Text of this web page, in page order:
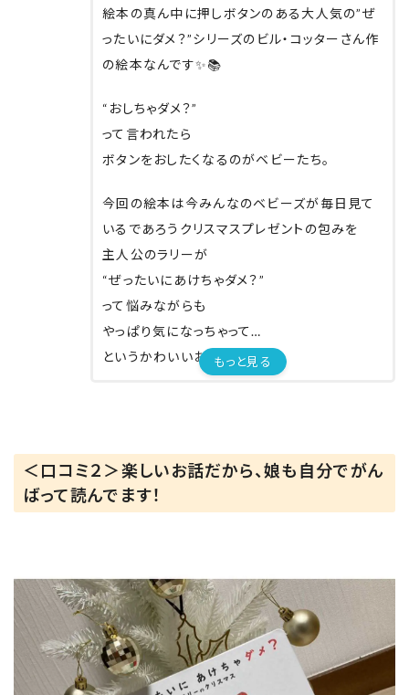
絵本の真ん中に押しボタンのある大人気の”ぜ
ったいにダメ？”シリーズのビル・コッターさん作
の絵本なんです✨📚
“おしちゃダメ？”
って言われたら
ボタンをおしたくなるのがベビーたち。
今回の絵本は今みんなのベビーズが毎日見て
いるであろうクリスマスプレゼントの包みを
主人公のラリーが
“ぜったいにあけちゃダメ？”
って悩みながらも
やっぱり気になっちゃって…
というかわいいお話😍
今は大人のママたちも昔味わっていた気持ちを
思い出して、一緒にわくわくする絵本でした🤭✨
クリスマス前にプレゼントをこっそりあけて、い
たずらしちゃいそうなベビーたちにぜひ読んで
あげてくださいね🎄✨
もっと見る
＜口コミ２＞楽しいお話だから、娘も自分でがん
ばって読んでます！